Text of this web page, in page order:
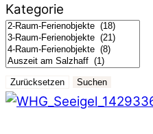
Kategorie